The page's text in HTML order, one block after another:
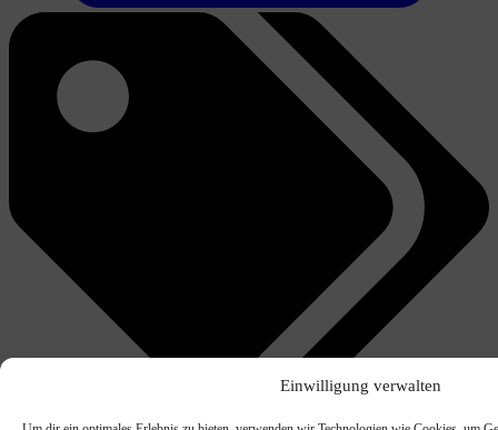
Einwilligung verwalten